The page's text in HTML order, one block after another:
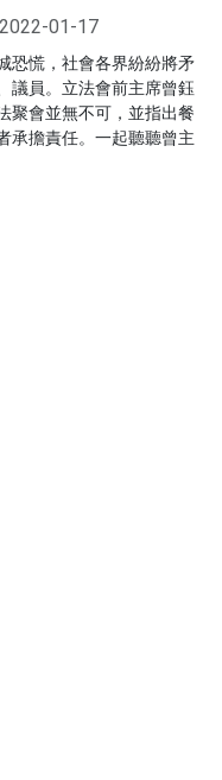
2022-01-17
恐慌，社會各界紛紛將矛
議員。立法會前主席曾鈺
聚會並無不可，並指出餐
承擔責任。一起聽聽曾主